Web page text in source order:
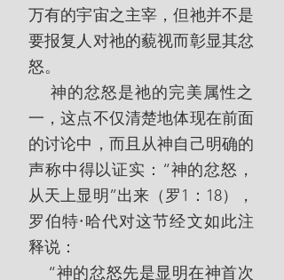
万有的宇宙之主宰，但祂并不是
要报复人对祂的藐视而彰显其忿
怒。
一，这点不仅清楚地体现在前面
的讨论中，而且从神自己明确的
声称中得以证实：“神的忿怒，
从天上显明”出来（罗1：18），
罗伯特·哈代对这节经文如此注
释说：